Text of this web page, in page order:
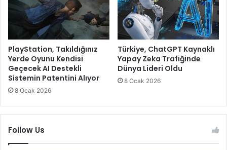
PlayStation, Takıldığınız
Yerde Oyunu Kendisi
Geçecek AI Destekli
Sistemin Patentini Alıyor
8 Ocak 2026
Türkiye, ChatGPT Kaynaklı
Yapay Zeka Trafiğinde
Dünya Lideri Oldu
8 Ocak 2026
Follow Us